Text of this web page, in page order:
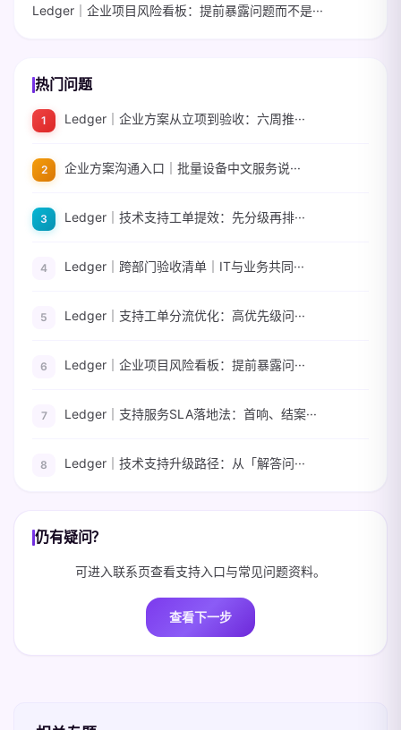
Ledger｜企业项目风险看板：提前暴露问题而不是···
热门问题
Ledger｜企业方案从立项到验收：六周推···
企业方案沟通入口｜批量设备中文服务说···
Ledger｜技术支持工单提效：先分级再排···
Ledger｜跨部门验收清单｜IT与业务共同···
Ledger｜支持工单分流优化：高优先级问···
Ledger｜企业项目风险看板：提前暴露问···
Ledger｜支持服务SLA落地法：首响、结案···
Ledger｜技术支持升级路径：从「解答问···
仍有疑问？
可进入联系页查看支持入口与常见问题资料。
查看下一步